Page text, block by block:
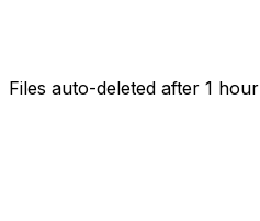
Files auto-deleted after 1 hour